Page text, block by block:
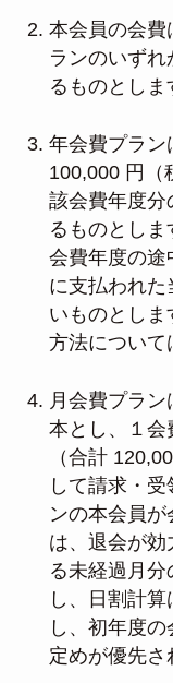
本会員の会費
ランのいず
るものとしま
年会費プラン
100,000 円（
該会費年度分
るものとし
会費年度の途
に支払われ
いものとしま
方法について
月会費プラ
本とし、１会
（合計
して請求・
ンの本会員
は、退会が
る未経過月分
し、日割計
し、初年度
定めが優先さ